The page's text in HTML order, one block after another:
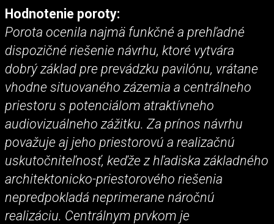
Hodnotenie poroty:
Porota ocenila najmä funkčné a prehľadné
dispozičné riešenie návrhu, ktoré vytvára
dobrý základ pre prevádzku pavilónu, vrátane
vhodne situovaného zázemia a centrálneho
priestoru s potenciálom atraktívneho
audiovizuálneho zážitku. Za prínos návrhu
považuje aj jeho priestorovú a realizačnú
uskutočniteľnosť, keďže z hľadiska základného
architektonicko-priestorového riešenia
nepredpokladá neprimerane náročnú
realizáciu. Centrálnym prvkom je